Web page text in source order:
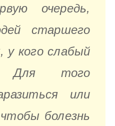
очередь,
старшего
у кого слабый
Для того
или
болезнь